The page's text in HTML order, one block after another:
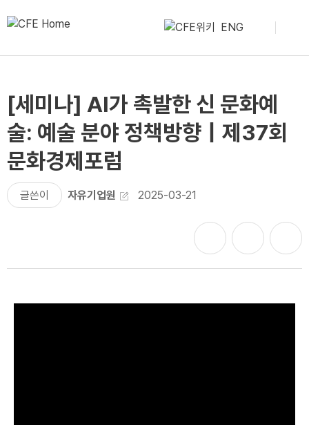
ENG
[세미나] AI가 촉발한 신 문화예
술: 예술 분야 정책방향｜제37회
문화경제포럼
글쓴이 자유기업원 2025-03-21